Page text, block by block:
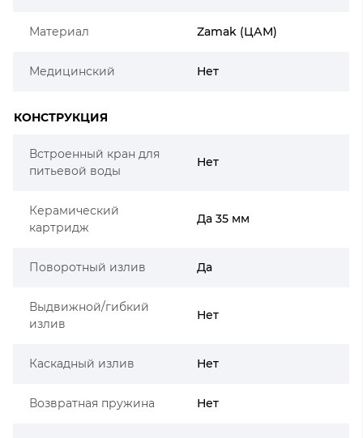
Материал Zamak (ЦАМ)
Медицинский Нет
КОНСТРУКЦИЯ
Встроенный кран для
питьевой воды
Нет
Керамический
картридж
Да 35 мм
Поворотный излив Да
Выдвижной/гибкий
излив
Нет
Каскадный излив Нет
Возвратная пружина Нет